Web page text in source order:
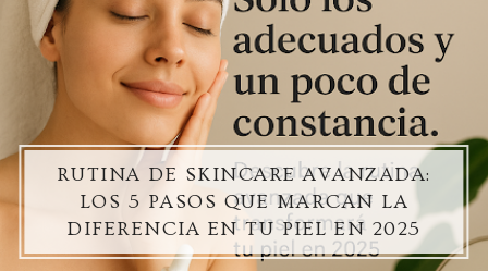
RUTINA DE SKINCARE AVANZADA:
LOS 5 PASOS QUE MARCAN LA
DIFERENCIA EN TU PIEL EN 2025